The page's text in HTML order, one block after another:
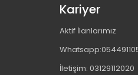
Kariyer
Aktif İlanlarımız
İletişim: 03129112020